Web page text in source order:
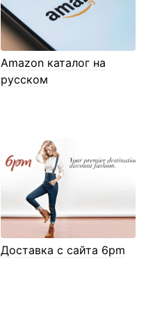
Amazon каталог на
русском
Доставка с сайта 6pm